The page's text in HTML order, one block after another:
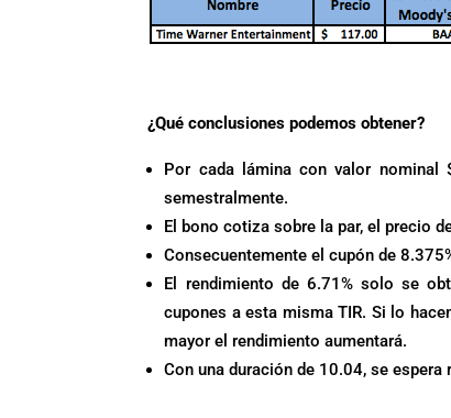
¿Qué conclusiones podemos obtener?
Por cada lámina con valor nominal
semestralmente.
El bono cotiza sobre la par, el precio
Consecuentemente el cupón de
El rendimiento de 6.71% solo se
cupones a esta misma TIR. Si lo
mayor el rendimiento aumentará.
Con una duración de 10.04, se